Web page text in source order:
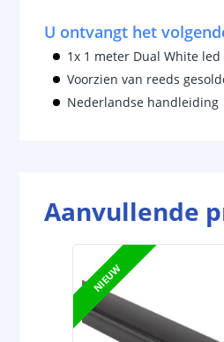
U ontvangt het
1x 1 meter Dual White
Voorzien van reeds
Nederlandse handleiding
Aanvullende
NIEUW